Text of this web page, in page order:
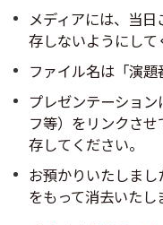
メディアには、当
存しないようにして
ファイル名は「演題
プレゼンテーショ
フ等）をリンクさ
存してください。
お預かりいたしま
をもって消去いたし